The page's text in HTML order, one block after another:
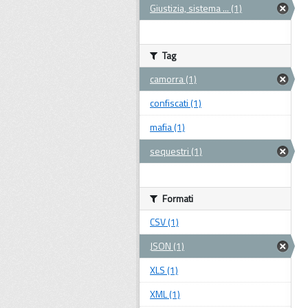
Giustizia, sistema ... (1)
Tag
camorra (1)
confiscati (1)
mafia (1)
sequestri (1)
Formati
CSV (1)
JSON (1)
XLS (1)
XML (1)